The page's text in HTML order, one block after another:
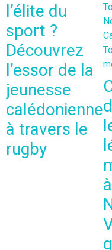
l’élite du
sport ?
Découvrez
l’essor de la
jeunesse
calédonienne
à travers le
rugby
à